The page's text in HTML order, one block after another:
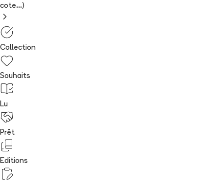
cote...)
Collection
Souhaits
Lu
Prêt
Editions